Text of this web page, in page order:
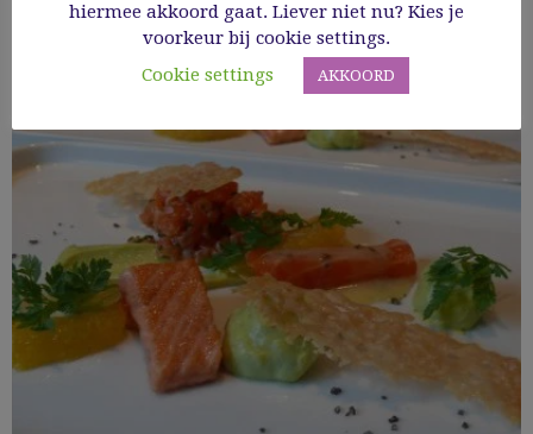
hiermee akkoord gaat. Liever niet nu? Kies je
voorkeur bij cookie settings.
Cookie settings
AKKOORD